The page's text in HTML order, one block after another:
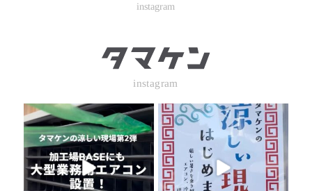
instagram
instagram